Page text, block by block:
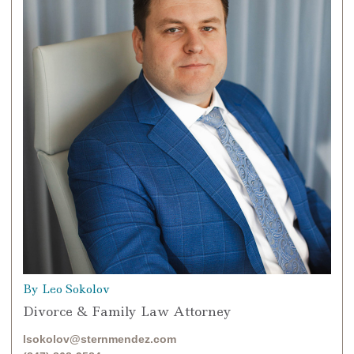
By Leo Sokolov
Divorce & Family Law Attorney
lsokolov@sternmendez.com